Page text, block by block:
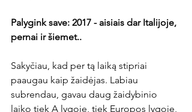
Palygink save: 2017 - aisiais dar Italijoje,
pernai ir šiemet..
Sakyčiau, kad per tą laiką stipriai
paaugau kaip žaidėjas. Labiau
subrendau, gavau daug žaidybinio
laiko tiek A lygoje, tiek Europos lygoje,